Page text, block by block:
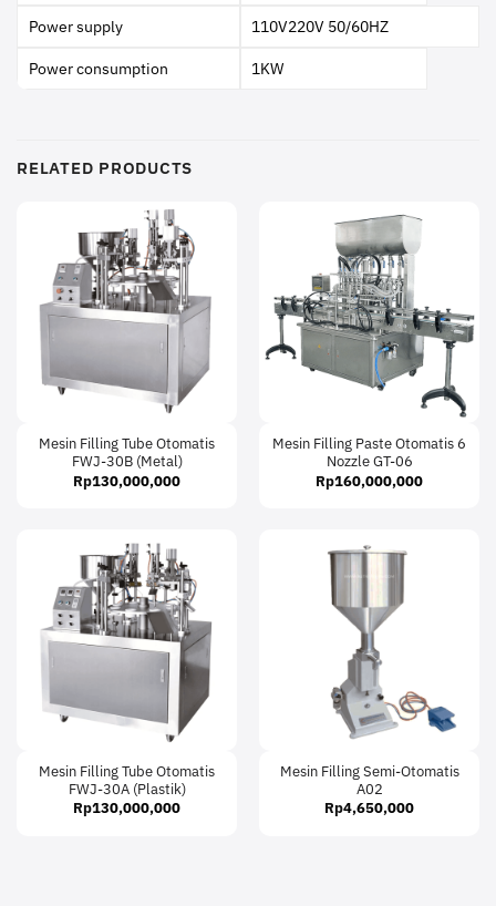
Power supply 110V220V 50/60HZ
Power consumption 1KW
RELATED PRODUCTS
Mesin Filling Tube Otomatis
FWJ-30B (Metal)
Rp130,000,000
Mesin Filling Paste Otomatis 6
Nozzle GT-06
Rp160,000,000
Mesin Filling Tube Otomatis
FWJ-30A (Plastik)
Rp130,000,000
Mesin Filling Semi-Otomatis
A02
Rp4,650,000